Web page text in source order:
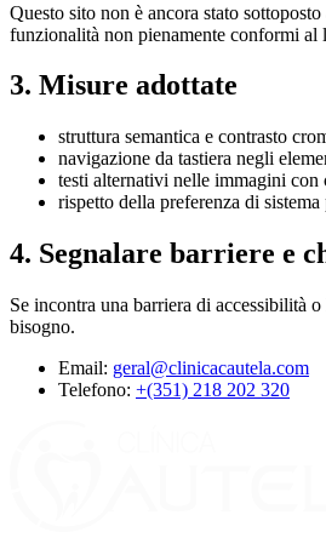
Questo sito non è ancora stato
funzionalità non pienamente conformi
3. Misure adottate
struttura semantica e contrasto
navigazione da tastiera negli
testi alternativi nelle immagini
rispetto della preferenza di
4. Segnalare barriere e
Se incontra una barriera di accessibilità
bisogno.
Email: geral@clinicacautela.com
Telefono: +(351) 218 202 320